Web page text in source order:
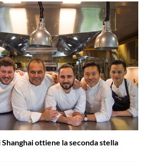
ottiene la seconda stella